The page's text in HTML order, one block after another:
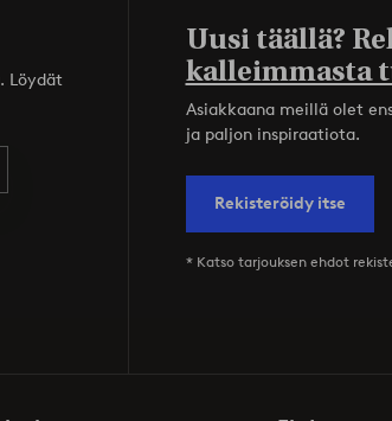
Löydät
Uusi täällä?
kalleimmasta
Asiakkaana meillä olet
ja paljon inspiraatiota.
Rekisteröidy itse
* Katso tarjouksen ehdot